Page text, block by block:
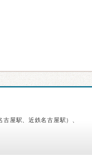
屋駅、近鉄名古屋駅）、